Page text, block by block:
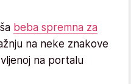
beba spremna za
na neke znakove
na portalu